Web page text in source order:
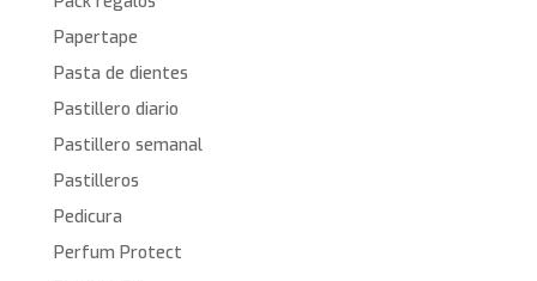
Papertape
Pasta de dientes
Pastillero diario
Pastillero semanal
Pastilleros
Pedicura
Perfum Protect